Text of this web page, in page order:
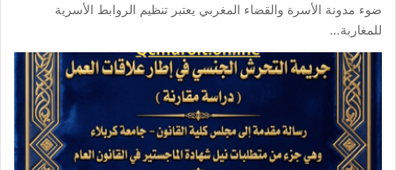
ضوء مدونة الأسرة والقضاء المغربي يعتبر تنظيم الروابط الأسرية
للمغاربة…